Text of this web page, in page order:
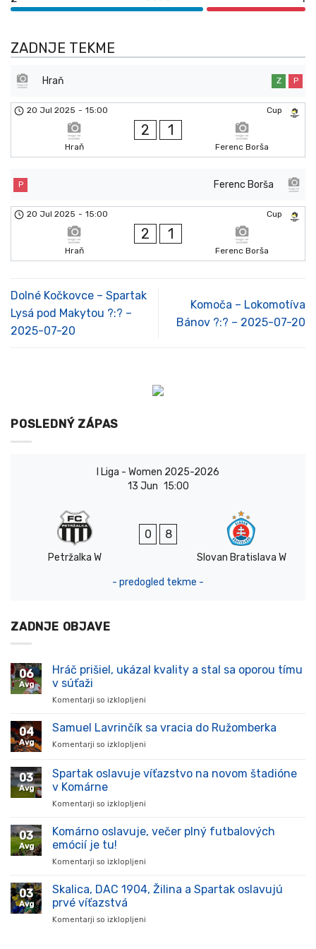
ZADNJE TEKME
Hraň Z P
Cup
20 Jul 2025 - 15:00
Hraň
2 1
Ferenc Borša
Ferenc Borša
P
Cup
20 Jul 2025 - 15:00
Hraň
2 1
Ferenc Borša
Dolné Kočkovce – Spartak
Lysá pod Makytou ?:? –
2025-07-20
Komoča – Lokomotíva
Bánov ?:? – 2025-07-20
POSLEDNÝ ZÁPAS
I Liga - Women 2025-2026
13 Jun 15:00
Petržalka W
0 8
Slovan Bratislava W
- predogled tekme -
ZADNJE OBJAVE
06
Avg
Hráč prišiel, ukázal kvality a stal sa oporou tímu
v súťaži
Komentarji so izklopljeni
prišiel,
stal
súťaži
04
Avg
Samuel Lavrinčík sa vracia do Ružomberka
Komentarji so izklopljeni
Lavrinčík
03
Avg
Spartak oslavuje víťazstvo na novom štadióne
v Komárne
Komentarji so izklopljeni
oslavuje
v
03
Avg
Komárno oslavuje, večer plný futbalových
emócií je tu!
Komentarji so izklopljeni
oslavuje,
03
Avg
Skalica, DAC 1904, Žilina a Spartak oslavujú
prvé víťazstvá
Komentarji so izklopljeni